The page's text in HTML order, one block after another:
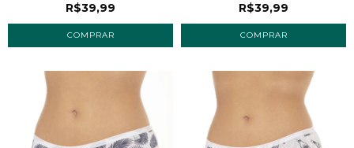
R$39,99
COMPRAR
R$39,99
COMPRAR